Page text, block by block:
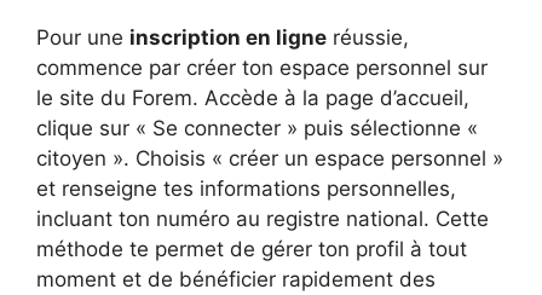
Pour une inscription en ligne réussie,
commence par créer ton espace personnel sur
le site du Forem. Accède à la page d’accueil,
clique sur « Se connecter » puis sélectionne «
citoyen ». Choisis « créer un espace personnel »
et renseigne tes informations personnelles,
incluant ton numéro au registre national. Cette
méthode te permet de gérer ton profil à tout
moment et de bénéficier rapidement des